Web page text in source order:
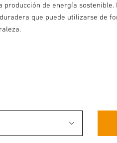
producción de energía
que puede utilizarse de